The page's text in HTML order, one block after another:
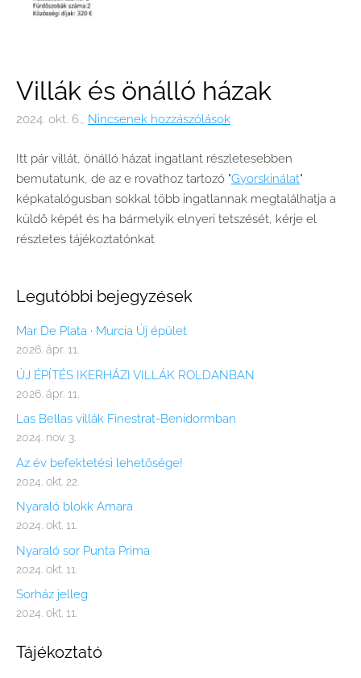
Legutóbbi bejegyzések
Mar De Plata · Murcia Új épület
2026. ápr. 11.
ÚJ ÉPÍTÉS IKERHÁZI VILLÁK ROLDANBAN
2026. ápr. 11.
Las Bellas villák Finestrat-Benidormban
2024. nov. 3.
Az év befektetési lehetősége!
2024. okt. 22.
Nyaraló blokk Amara
2024. okt. 11.
Nyaraló sor Punta Prima
2024. okt. 11.
Sorház jelleg
2024. okt. 11.
Tájékoztató
Villák és önálló házak
2024. okt. 6., Nincsenek hozzászólások
Itt pár villát, önálló házat ingatlant részletesebben
bemutatunk, de az e rovathoz tartozó "Gyorskinálat"
képkatalógusban sokkal több ingatlannak megtalálhatja a
küldő képét és ha bármelyik elnyeri tetszését, kérje el
részletes tájékoztatónkat